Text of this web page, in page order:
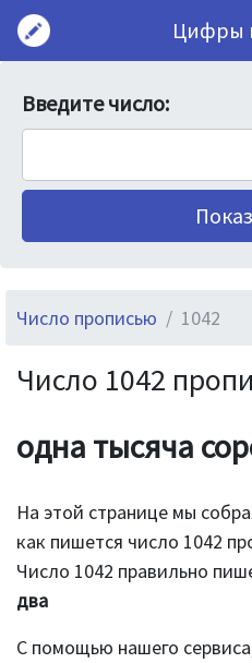
Цифры
Введите число:
Число прописью 1042
Число 1042
одна тысяча
На этой странице мы
как пишется число 1042
Число 1042 правильно
два
С помощью нашего